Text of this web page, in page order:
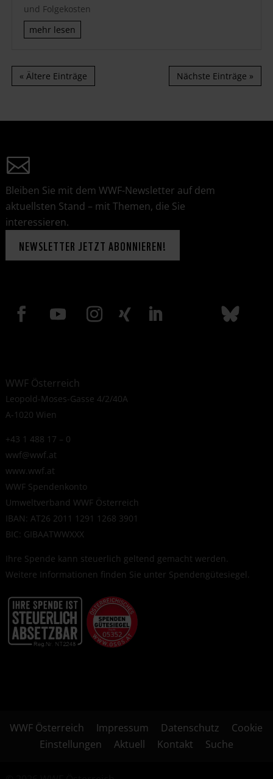
und Folgekosten
mehr lesen
« Ältere Einträge Nächste Einträge »
Bleiben Sie mit dem WWF-Newsletter auf dem
aktuellsten Stand – mit Themen, die Sie
interessieren.
NEWSLETTER JETZT ABONNIEREN!
WWF Österreich
Leopold-Moses-Gasse 4/2/40A
A-1020 Wien
+43 1 488 17 – 0
wwf@wwf.at
www.wwf.at
WWF Spendenkonto
Umweltverband WWF Österreich
IBAN: AT26 2011 1291 1268 3901
BIC: GIBAATWWXXX
Ihre Spende kann steuerlich geltend gemacht werden.
Weitere Informationen finden Sie unter Spendengütesiegel.
WWF Österreich Impressum Datenschutz
Cookie
Einstellungen
Aktuell Kontakt Suche